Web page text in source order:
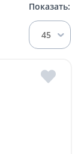
Показать:
45